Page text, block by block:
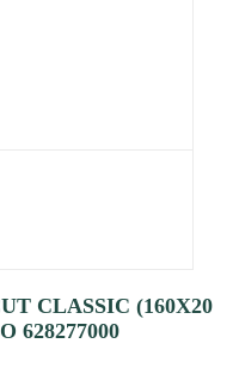
CLASSIC (160X20
628277000